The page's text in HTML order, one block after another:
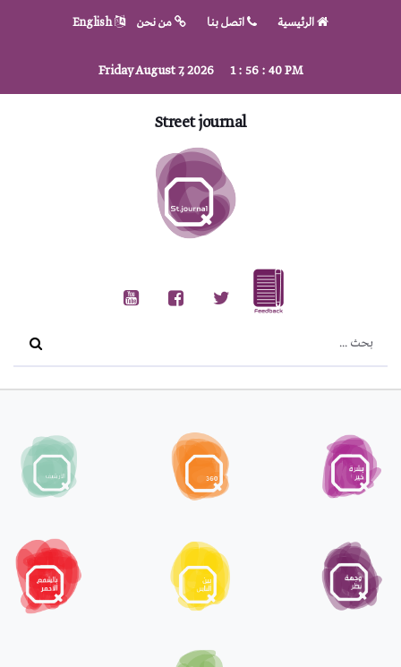
الرئيسية اتصل بنا من نحن English
Friday August 7, 2026 1: 56 : 42 PM
Street journal